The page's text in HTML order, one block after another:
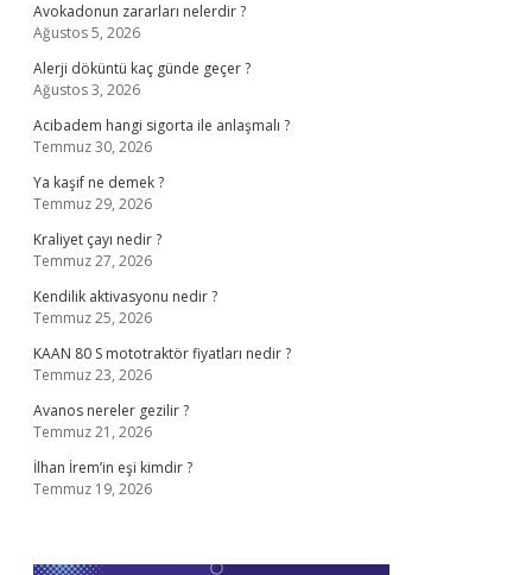
Avokadonun zararları nelerdir ?
Ağustos 5, 2026
Alerji döküntü kaç günde geçer ?
Ağustos 3, 2026
Acibadem hangi sigorta ile anlaşmalı ?
Temmuz 30, 2026
Ya kaşif ne demek ?
Temmuz 29, 2026
Kraliyet çayı nedir ?
Temmuz 27, 2026
Kendilik aktivasyonu nedir ?
Temmuz 25, 2026
KAAN 80 S mototraktör fiyatları nedir ?
Temmuz 23, 2026
Avanos nereler gezilir ?
Temmuz 21, 2026
İlhan İrem’in eşi kimdir ?
Temmuz 19, 2026